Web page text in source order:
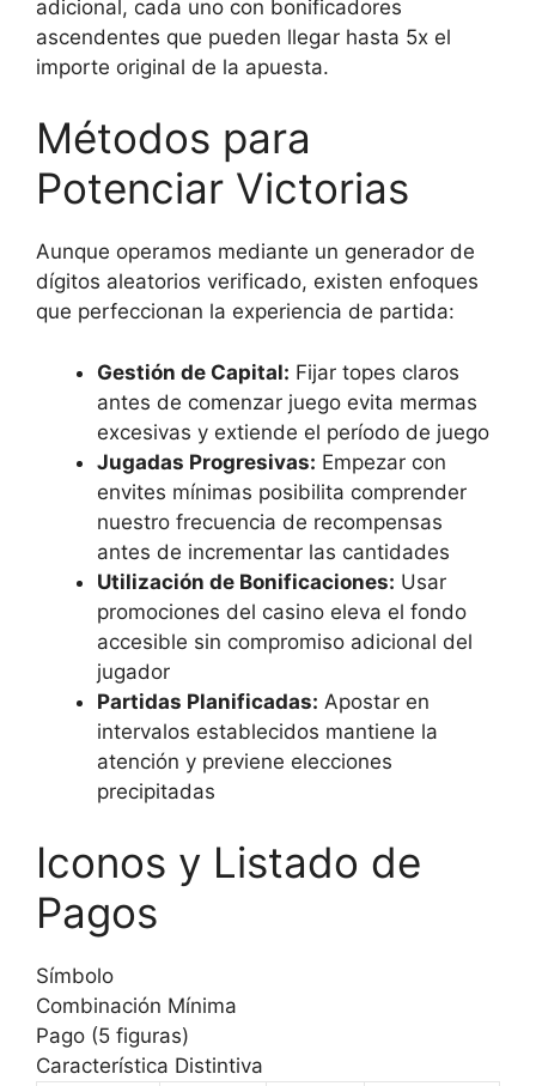
adicional, cada uno con bonificadores
ascendentes que pueden llegar hasta 5x el
importe original de la apuesta.
Métodos para
Potenciar Victorias
Aunque operamos mediante un generador de
dígitos aleatorios verificado, existen enfoques
que perfeccionan la experiencia de partida:
Gestión de Capital: Fijar topes claros
antes de comenzar juego evita mermas
excesivas y extiende el período de juego
Jugadas Progresivas: Empezar con
envites mínimas posibilita comprender
nuestro frecuencia de recompensas
antes de incrementar las cantidades
Utilización de Bonificaciones: Usar
promociones del casino eleva el fondo
accesible sin compromiso adicional del
jugador
Partidas Planificadas: Apostar en
intervalos establecidos mantiene la
atención y previene elecciones
precipitadas
Iconos y Listado de
Pagos
Símbolo
Combinación Mínima
Pago (5 figuras)
Característica Distintiva